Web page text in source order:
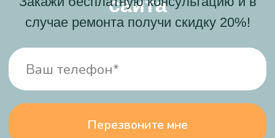
Моя стиральная машина не включалась, и я
вызвала мастера из компании "Сервис БТ", и он
Он разобрал машинку, забрал модуль
управления на ремонт и привез его через два
дня. После установки модуля, моя машинка
снова работает. Спасибо большое!